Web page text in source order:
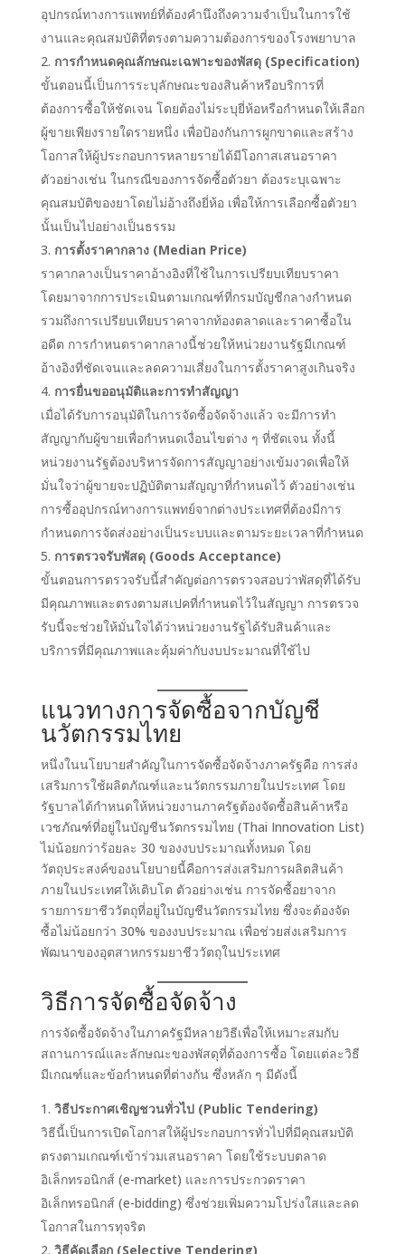
อุปกรณ์ทางการแพทย์ที่ต้องคำนึงถึงความจำเป็นในการใช้
งานและคุณสมบัติที่ตรงตามความต้องการของโรงพยาบาล
การกำหนดคุณลักษณะเฉพาะของพัสดุ (Specification)
ขั้นตอนนี้เป็นการระบุลักษณะของสินค้าหรือบริการที่
ต้องการซื้อให้ชัดเจน โดยต้องไม่ระบุยี่ห้อหรือกำหนดให้เลือก
ผู้ขายเพียงรายใดรายหนึ่ง เพื่อป้องกันการผูกขาดและสร้าง
โอกาสให้ผู้ประกอบการหลายรายได้มีโอกาสเสนอราคา
ตัวอย่างเช่น ในกรณีของการจัดซื้อตัวยา ต้องระบุเฉพาะ
คุณสมบัติของยาโดยไม่อ้างถึงยี่ห้อ เพื่อให้การเลือกซื้อตัวยา
นั้นเป็นไปอย่างเป็นธรรม
การตั้งราคากลาง (Median Price)
ราคากลางเป็นราคาอ้างอิงที่ใช้ในการเปรียบเทียบราคา
โดยมาจากการประเมินตามเกณฑ์ที่กรมบัญชีกลางกำหนด
รวมถึงการเปรียบเทียบราคาจากท้องตลาดและราคาซื้อใน
อดีต การกำหนดราคากลางนี้ช่วยให้หน่วยงานรัฐมีเกณฑ์
อ้างอิงที่ชัดเจนและลดความเสี่ยงในการตั้งราคาสูงเกินจริง
การยื่นขออนุมัติและการทำสัญญา
เมื่อได้รับการอนุมัติในการจัดซื้อจัดจ้างแล้ว จะมีการทำ
สัญญากับผู้ขายเพื่อกำหนดเงื่อนไขต่าง ๆ ที่ชัดเจน ทั้งนี้
หน่วยงานรัฐต้องบริหารจัดการสัญญาอย่างเข้มงวดเพื่อให้
มั่นใจว่าผู้ขายจะปฏิบัติตามสัญญาที่กำหนดไว้ ตัวอย่างเช่น
การซื้ออุปกรณ์ทางการแพทย์จากต่างประเทศที่ต้องมีการ
กำหนดการจัดส่งอย่างเป็นระบบและตามระยะเวลาที่กำหนด
การตรวจรับพัสดุ (Goods Acceptance)
ขั้นตอนการตรวจรับนี้สำคัญต่อการตรวจสอบว่าพัสดุที่ได้รับ
มีคุณภาพและตรงตามสเปคที่กำหนดไว้ในสัญญา การตรวจ
รับนี้จะช่วยให้มั่นใจได้ว่าหน่วยงานรัฐได้รับสินค้าและ
บริการที่มีคุณภาพและคุ้มค่ากับงบประมาณที่ใช้ไป
แนวทางการจัดซื้อจากบัญชี
นวัตกรรมไทย
หนึ่งในนโยบายสำคัญในการจัดซื้อจัดจ้างภาครัฐคือ การส่ง
เสริมการใช้ผลิตภัณฑ์และนวัตกรรมภายในประเทศ โดย
รัฐบาลได้กำหนดให้หน่วยงานภาครัฐต้องจัดซื้อสินค้าหรือ
เวชภัณฑ์ที่อยู่ในบัญชีนวัตกรรมไทย (Thai Innovation List)
ไม่น้อยกว่าร้อยละ 30 ของงบประมาณทั้งหมด โดย
วัตถุประสงค์ของนโยบายนี้คือการส่งเสริมการผลิตสินค้า
ภายในประเทศให้เติบโต ตัวอย่างเช่น การจัดซื้อยาจาก
รายการยาชีววัตถุที่อยู่ในบัญชีนวัตกรรมไทย ซึ่งจะต้องจัด
ซื้อไม่น้อยกว่า 30% ของงบประมาณ เพื่อช่วยส่งเสริมการ
พัฒนาของอุตสาหกรรมยาชีววัตถุในประเทศ
วิธีการจัดซื้อจัดจ้าง
การจัดซื้อจัดจ้างในภาครัฐมีหลายวิธีเพื่อให้เหมาะสมกับ
สถานการณ์และลักษณะของพัสดุที่ต้องการซื้อ โดยแต่ละวิธี
มีเกณฑ์และข้อกำหนดที่ต่างกัน ซึ่งหลัก ๆ มีดังนี้
วิธีประกาศเชิญชวนทั่วไป (Public Tendering)
วิธีนี้เป็นการเปิดโอกาสให้ผู้ประกอบการทั่วไปที่มีคุณสมบัติ
ตรงตามเกณฑ์เข้าร่วมเสนอราคา โดยใช้ระบบตลาด
อิเล็กทรอนิกส์ (e-market) และการประกวดราคา
อิเล็กทรอนิกส์ (e-bidding) ซึ่งช่วยเพิ่มความโปร่งใสและลด
โอกาสในการทุจริต
วิธีคัดเลือก (Selective Tendering)